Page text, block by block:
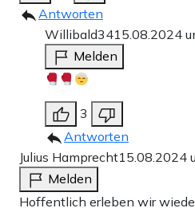
Antworten
Willibald3415.08.2024
Melden
3
Antworten
Julius Hamprecht15.08.2024
Melden
Hoffentlich erleben wir